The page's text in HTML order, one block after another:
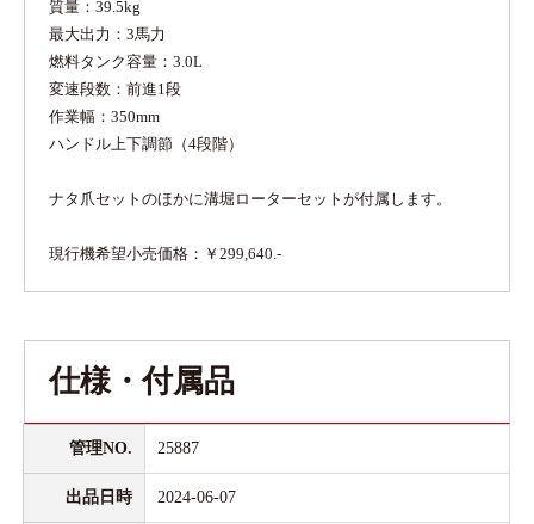
質量：39.5kg
最大出力：3馬力
燃料タンク容量：3.0L
変速段数：前進1段
作業幅：350mm
ハンドル上下調節（4段階）
ナタ爪セットのほかに溝堀ローターセットが付属します。
現行機希望小売価格：￥299,640.-
仕様・付属品
管理NO. 25887
出品日時 2024-06-07